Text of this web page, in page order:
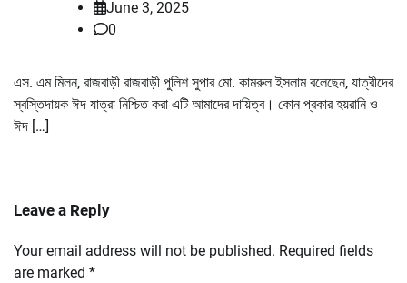
June 3, 2025
0
এস. এম মিলন, রাজবাড়ী রাজবাড়ী পুলিশ সুপার মো. কামরুল ইসলাম বলেছেন, যাত্রীদের
স্বস্তিদায়ক ঈদ যাত্রা নিশ্চিত করা এটি আমাদের দায়িত্ব। কোন প্রকার হয়রানি ও
ঈদ […]
Leave a Reply
Your email address will not be published. Required fields
are marked *